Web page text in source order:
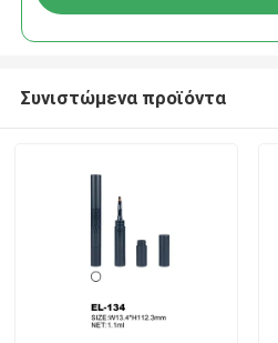
Συνιστώμενα προϊόντα